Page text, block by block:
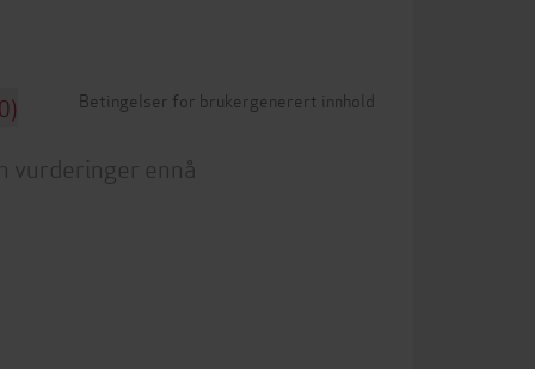
Betingelser for brukergenerert innhold
vurderinger ennå